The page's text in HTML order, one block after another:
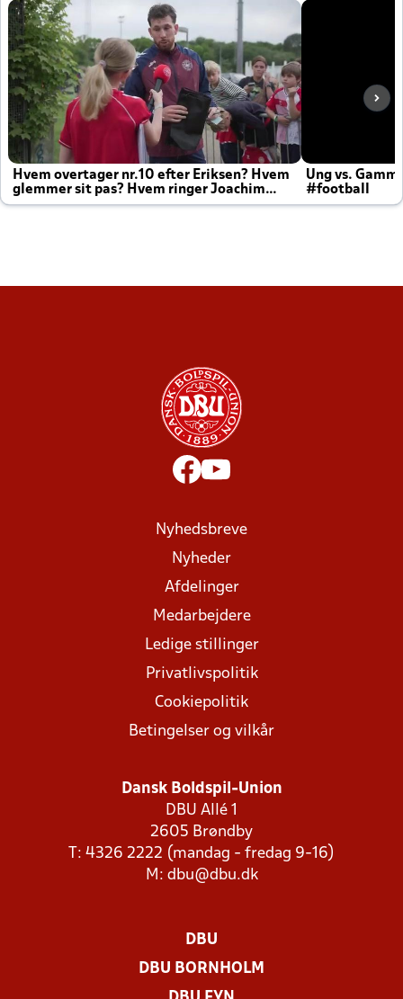
Hvem overtager nr.10 efter Eriksen? Hvem
glemmer sit pas? Hvem ringer Joachim
altid til efter kampe?
Ung vs.
#football
Nyhedsbreve
Nyheder
Afdelinger
Medarbejdere
Ledige stillinger
Privatlivspolitik
Cookiepolitik
Betingelser og vilkår
Dansk Boldspil-Union
DBU Allé 1
2605 Brøndby
T: 4326 2222 (mandag - fredag 9-16)
M: dbu@dbu.dk
DBU
DBU BORNHOLM